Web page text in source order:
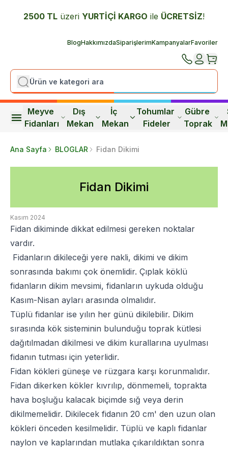
2500 TL üzeri YURTİÇİ KARGO ile ÜCRETSİZ!
BlogHakkımızdaSiparişlerimKampanyalarFavoriler
Meyve
Fidanları
Dış
Mekan
İç
Mekan
Tohumlar
Fideler
Gübre
Toprak
Ana Sayfa BLOGLAR Fidan Dikimi
Fidan Dikimi
Kasım 2024
Fidan dikiminde dikkat edilmesi gereken noktalar
vardır.
Fidanların dikileceği yere nakli, dikimi ve dikim
sonrasında bakımı çok önemlidir. Çıplak köklü
fidanların dikim mevsimi, fidanların uykuda olduğu
Kasım-Nisan ayları arasında olmalıdır.
Tüplü fidanlar ise yılın her günü dikilebilir. Dikim
sırasında kök sisteminin bulunduğu toprak kütlesi
dağıtılmadan dikilmesi ve dikim kurallarına uyulması
fidanın tutması için yeterlidir.
Fidan kökleri güneşe ve rüzgara karşı korunmalıdır.
Fidan dikerken kökler kıvrılıp, dönmemeli, toprakta
hava boşluğu kalacak biçimde sığ veya derin
dikilmemelidir. Dikilecek fidanın 20 cm' den uzun olan
kökleri önceden kesilmelidir. Tüplü ve kaplı fidanlar
naylon ve kaplarından mutlaka çıkarıldıktan sonra